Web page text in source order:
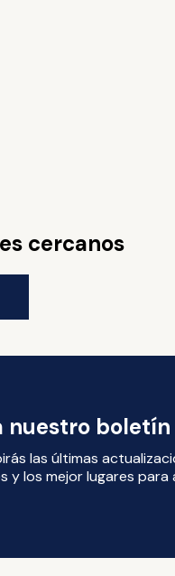
cercanos
nuestro boletín
las últimas
y los mejor lugares para